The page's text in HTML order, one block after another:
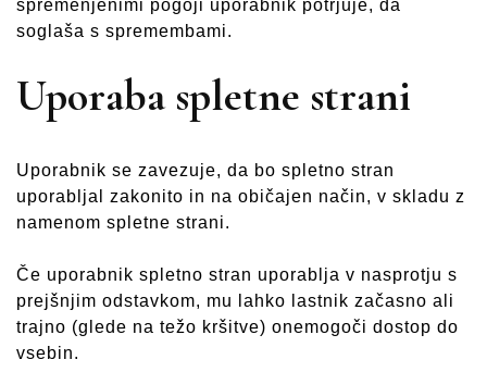
spremenjenimi pogoji uporabnik potrjuje, da
soglaša s spremembami.
Uporaba spletne strani
Uporabnik se zavezuje, da bo spletno stran
uporabljal zakonito in na običajen način, v skladu z
namenom spletne strani.
Če uporabnik spletno stran uporablja v nasprotju s
prejšnjim odstavkom, mu lahko lastnik začasno ali
trajno (glede na težo kršitve) onemogoči dostop do
vsebin.